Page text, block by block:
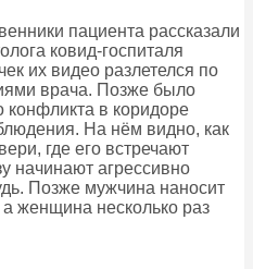
пациента рассказали
ковид-госпиталя
их видео разлетелся по
врача. Позже было
конфликта в коридоре
На нём видно, как
где его встречают
начинают агрессивно
Позже мужчина наносит
женщина несколько раз